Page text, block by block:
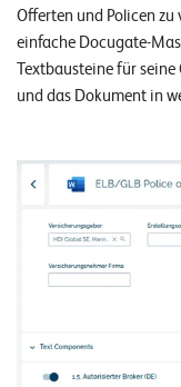
Offerten und Policen zu
einfache Docugate-
Textbausteine für seine
und das Dokument in